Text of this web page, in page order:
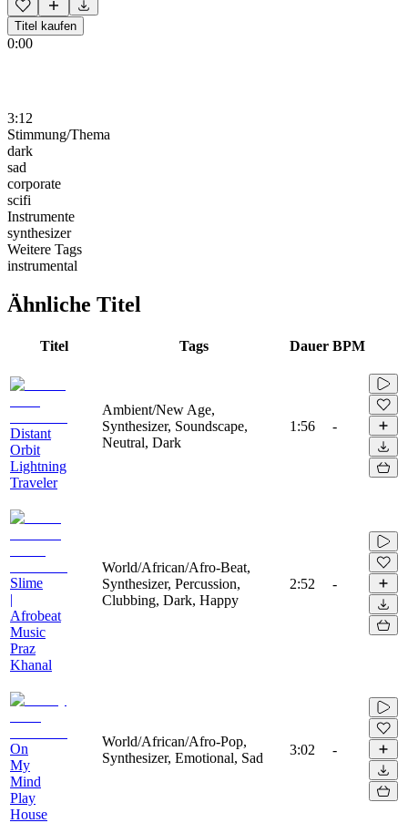
Titel kaufen
0:00
3:12
Stimmung/Thema
dark
sad
corporate
scifi
Instrumente
synthesizer
Weitere Tags
instrumental
Ähnliche Titel
Titel Tags Dauer BPM
Distant
Orbit
Lightning
Traveler
Ambient/New Age,
Synthesizer, Soundscape,
Neutral, Dark
1:56 -
Slime
|
Afrobeat
Music
Praz
Khanal
World/African/Afro-Beat,
Synthesizer, Percussion,
Clubbing, Dark, Happy
2:52 -
On
My
Mind
Play
House
World/African/Afro-Pop,
Synthesizer, Emotional, Sad
3:02 -